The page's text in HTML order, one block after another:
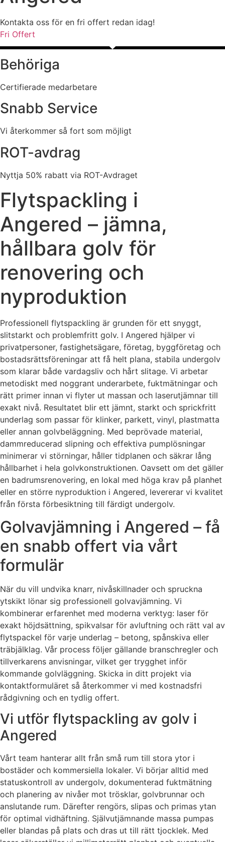
Kontakta oss för en fri offert redan idag!
Fri Offert
Behöriga
Certifierade medarbetare
Snabb Service
Vi återkommer så fort som möjligt
ROT-avdrag
Nyttja 50% rabatt via ROT-Avdraget
Flytspackling i
Angered – jämna,
hållbara golv för
renovering och
nyproduktion
Professionell flytspackling är grunden för ett snyggt,
slitstarkt och problemfritt golv. I Angered hjälper vi
privatpersoner, fastighetsägare, företag, byggföretag och
bostadsrättsföreningar att få helt plana, stabila undergolv
som klarar både vardagsliv och hårt slitage. Vi arbetar
metodiskt med noggrant underarbete, fuktmätningar och
rätt primer innan vi flyter ut massan och laserutjämnar till
exakt nivå. Resultatet blir ett jämnt, starkt och sprickfritt
underlag som passar för klinker, parkett, vinyl, plastmatta
eller annan golvbeläggning. Med beprövade material,
dammreducerad slipning och effektiva pumplösningar
minimerar vi störningar, håller tidplanen och säkrar lång
hållbarhet i hela golvkonstruktionen. Oavsett om det gäller
en badrumsrenovering, en lokal med höga krav på planhet
eller en större nyproduktion i Angered, levererar vi kvalitet
från första förbesiktning till färdigt undergolv.
Golvavjämning i Angered – få
en snabb offert via vårt
formulär
När du vill undvika knarr, nivåskillnader och spruckna
ytskikt lönar sig professionell golvavjämning. Vi
kombinerar erfarenhet med moderna verktyg: laser för
exakt höjdsättning, spikvalsar för avluftning och rätt val av
flytspackel för varje underlag – betong, spånskiva eller
träbjälklag. Vår process följer gällande branschregler och
tillverkarens anvisningar, vilket ger trygghet inför
kommande golvläggning. Skicka in ditt projekt via
kontaktformuläret så återkommer vi med kostnadsfri
rådgivning och en tydlig offert.
Vi utför flytspackling av golv i
Angered
Vårt team hanterar allt från små rum till stora ytor i
bostäder och kommersiella lokaler. Vi börjar alltid med
statuskontroll av undergolv, dokumenterad fuktmätning
och planering av nivåer mot trösklar, golvbrunnar och
anslutande rum. Därefter rengörs, slipas och primas ytan
för optimal vidhäftning. Självutjämnande massa pumpas
eller blandas på plats och dras ut till rätt tjocklek. Med